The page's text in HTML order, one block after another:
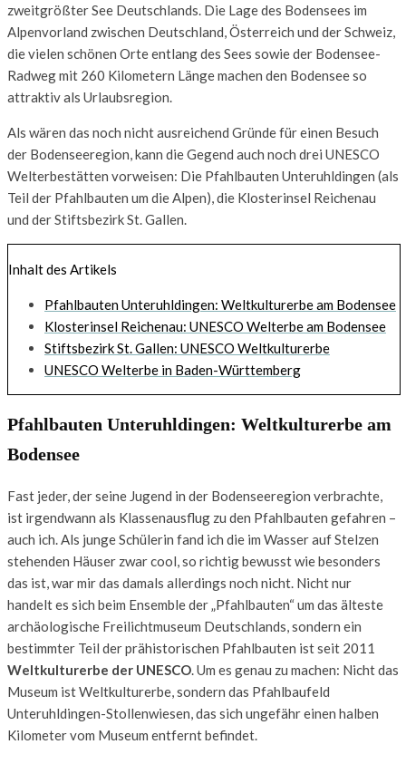
zweitgrößter See Deutschlands. Die Lage des Bodensees im
Alpenvorland zwischen Deutschland, Österreich und der Schweiz,
die vielen schönen Orte entlang des Sees sowie der Bodensee-
Radweg mit 260 Kilometern Länge machen den Bodensee so
attraktiv als Urlaubsregion.
Als wären das noch nicht ausreichend Gründe für einen Besuch
der Bodenseeregion, kann die Gegend auch noch drei UNESCO
Welterbestätten vorweisen: Die Pfahlbauten Unteruhldingen (als
Teil der Pfahlbauten um die Alpen), die Klosterinsel Reichenau
und der Stiftsbezirk St. Gallen.
Inhalt des Artikels
Pfahlbauten Unteruhldingen: Weltkulturerbe am Bodensee
Klosterinsel Reichenau: UNESCO Welterbe am Bodensee
Stiftsbezirk St. Gallen: UNESCO Weltkulturerbe
UNESCO Welterbe in Baden-Württemberg
Pfahlbauten Unteruhldingen: Weltkulturerbe am
Bodensee
Fast jeder, der seine Jugend in der Bodenseeregion verbrachte,
ist irgendwann als Klassenausflug zu den Pfahlbauten gefahren –
auch ich. Als junge Schülerin fand ich die im Wasser auf Stelzen
stehenden Häuser zwar cool, so richtig bewusst wie besonders
das ist, war mir das damals allerdings noch nicht. Nicht nur
handelt es sich beim Ensemble der „Pfahlbauten“ um das älteste
archäologische Freilichtmuseum Deutschlands, sondern ein
bestimmter Teil der prähistorischen Pfahlbauten ist seit 2011
Weltkulturerbe der UNESCO. Um es genau zu machen: Nicht das
Museum ist Weltkulturerbe, sondern das Pfahlbaufeld
Unteruhldingen-Stollenwiesen, das sich ungefähr einen halben
Kilometer vom Museum entfernt befindet.